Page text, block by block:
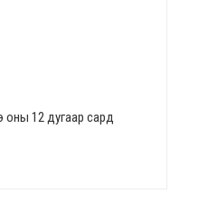
12 дугаар сард